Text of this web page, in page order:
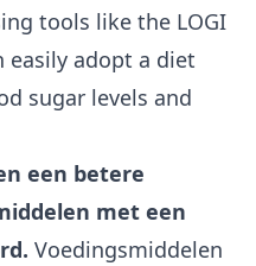
tools like the LOGI
easily adopt a diet
sugar levels and
een betere
met een
Voedingsmiddelen